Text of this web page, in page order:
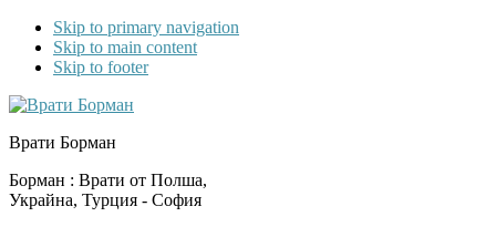
Skip to primary navigation
Skip to main content
Skip to footer
Врати Борман
Борман : Врати от Полша,
Украйна, Турция - София